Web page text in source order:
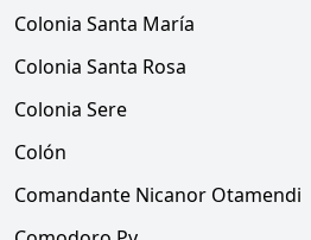
Colonia Santa María
Colonia Santa Rosa
Colonia Sere
Colón
Comandante Nicanor Otamendi